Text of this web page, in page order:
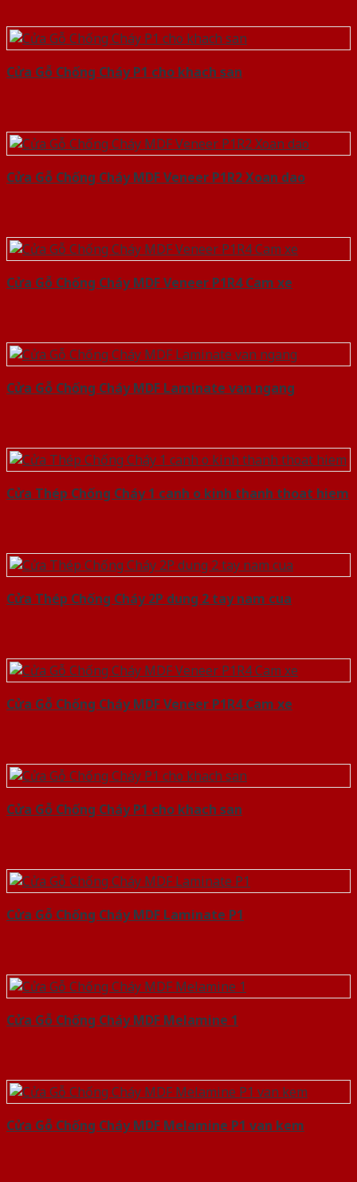
Cửa Gỗ Chống Cháy P1 cho khach san
Cửa Gỗ Chống Cháy MDF Veneer P1R2 Xoan dao
Cửa Gỗ Chống Cháy MDF Veneer P1R4 Cam xe
Cửa Gỗ Chống Cháy MDF Laminate van ngang
Cửa Thép Chống Cháy 1 canh o kinh thanh thoat hiem
Cửa Thép Chống Cháy 2P dung 2 tay nam cua
Cửa Gỗ Chống Cháy MDF Veneer P1R4 Cam xe
Cửa Gỗ Chống Cháy P1 cho khach san
Cửa Gỗ Chống Cháy MDF Laminate P1
Cửa Gỗ Chống Cháy MDF Melamine 1
Cửa Gỗ Chống Cháy MDF Melamine P1 van kem